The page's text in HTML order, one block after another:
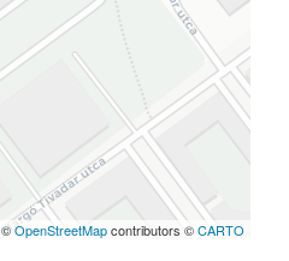
©OpenStreetMapcontributors ©CARTO